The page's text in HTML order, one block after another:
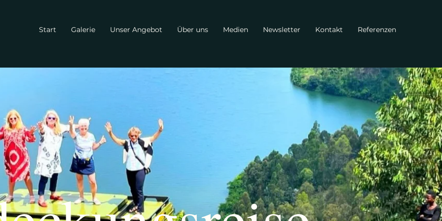
Start Galerie Unser Angebot Über uns Medien Newsletter Kontakt Referenzen